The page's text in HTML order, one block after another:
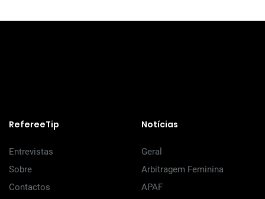
RefereeTip
Entrevistas
Sobre
Contactos
Notícias
Geral
Arbitragem Feminina
APAF